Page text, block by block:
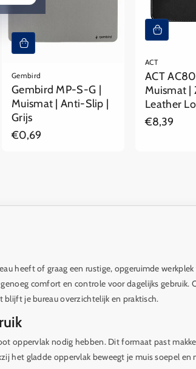
Gembird
Gembird MP-S-G |
Muismat | Anti-Slip |
Grijs
Reguliere
€0,69
ACT
ACT
Muismat |
Leather
Reguliere
€8,39
heeft of graag een rustige, opgeruimde
comfort en controle voor dagelijks gebruik.
je bureau overzichtelijk en praktisch.
oppervlak nodig hebben. Dit formaat past
het gladde oppervlak beweegt je muis soepel en